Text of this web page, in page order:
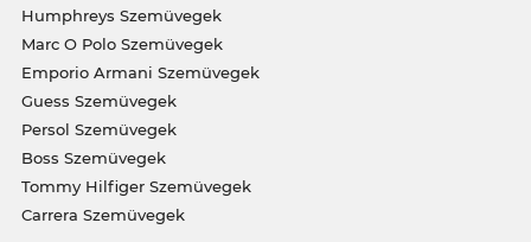
Humphreys Szemüvegek
Marc O Polo Szemüvegek
Emporio Armani Szemüvegek
Guess Szemüvegek
Persol Szemüvegek
Boss Szemüvegek
Tommy Hilfiger Szemüvegek
Carrera Szemüvegek